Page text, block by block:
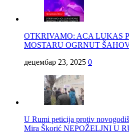
OTKRIVAMO: ACA LUKAS
MOSTARU OGRNUT
децембар 23, 2025 0
U Rumi peticija protiv
Mira Škorić NEPOŽELJNI U